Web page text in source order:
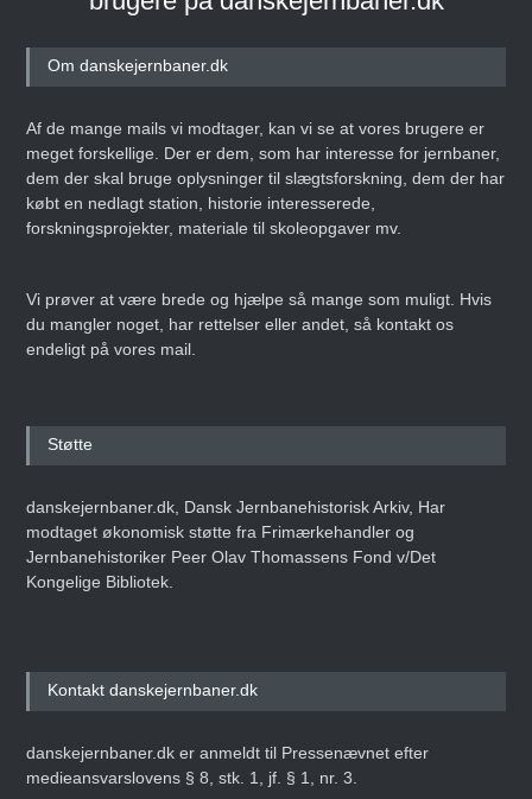
Om danskejernbaner.dk
Af de mange mails vi modtager, kan vi se at vores brugere er
meget forskellige. Der er dem, som har interesse for jernbaner,
dem der skal bruge oplysninger til slægtsforskning, dem der har
købt en nedlagt station, historie interesserede,
forskningsprojekter, materiale til skoleopgaver mv.
Vi prøver at være brede og hjælpe så mange som muligt. Hvis
du mangler noget, har rettelser eller andet, så kontakt os
endeligt på vores mail.
Støtte
danskejernbaner.dk, Dansk Jernbanehistorisk Arkiv, Har
modtaget økonomisk støtte fra Frimærkehandler og
Jernbanehistoriker Peer Olav Thomassens Fond v/Det
Kongelige Bibliotek.
Kontakt danskejernbaner.dk
danskejernbaner.dk er anmeldt til Pressenævnet efter
medieansvarslovens § 8, stk. 1, jf. § 1, nr. 3.